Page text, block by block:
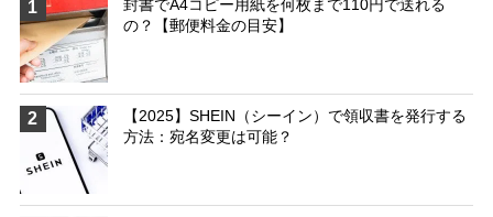
1
封書でA4コピー用紙を何枚まで110円で送れる
の？【郵便料金の目安】
2
【2025】SHEIN（シーイン）で領収書を発行する
方法：宛名変更は可能？